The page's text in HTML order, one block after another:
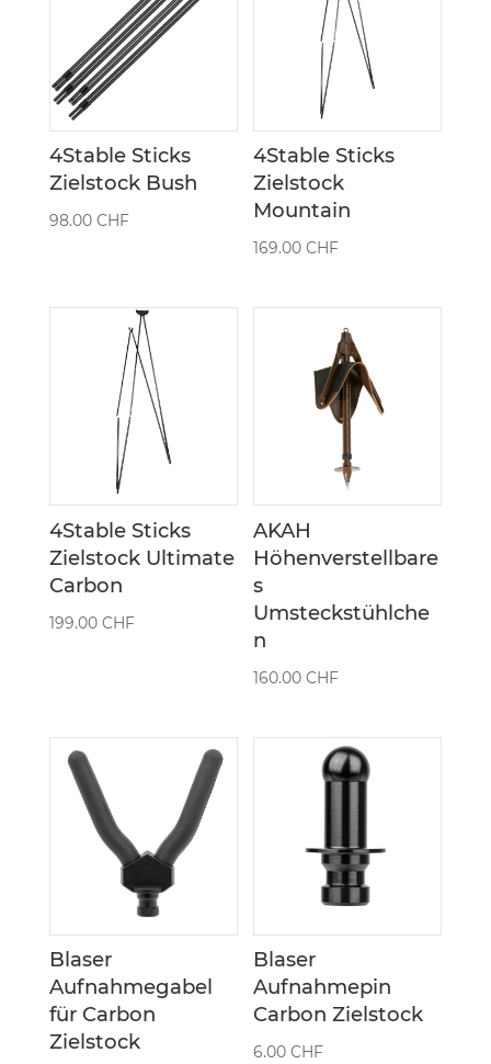
4Stable Sticks
Zielstock Bush
98.00 CHF
4Stable Sticks
Zielstock
Mountain
169.00CHF
4Stable Sticks
Zielstock Ultimate
Carbon
199.00 CHF
AKAH
Höhenverstellbare
s
Umsteckstühlche
n
160.00CHF
Blaser
Aufnahmegabel
für Carbon
Zielstock
Blaser
Aufnahmepin
Carbon Zielstock
6.00CHF